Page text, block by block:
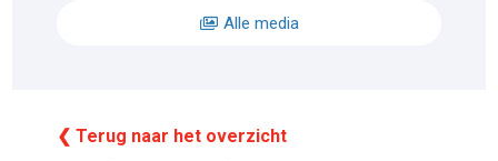
Alle media
❮ Terug naar het overzicht